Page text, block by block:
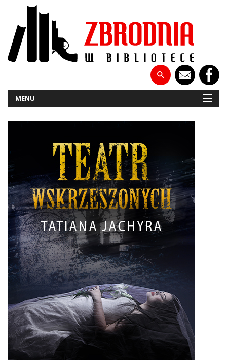
MENU
NOWOŚCI
PATRONATY
WYWIADY
RECENZJE
DO CZYTANIA
NA EKRANIE
KONTAKT